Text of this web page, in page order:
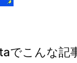
でこんな記